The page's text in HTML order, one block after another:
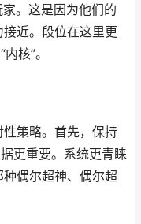
。这是因为他们的
近。段位在这里更
核”。
策略。首先，保持
更重要。系统更青睐
偶尔超神、偶尔超